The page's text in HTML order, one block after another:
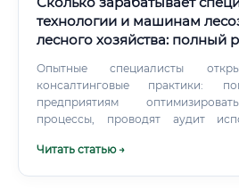
технологии и машинам
лесного хозяйства: полный
Опытные специалисты
консалтинговые практики:
предприятиям
процессы, проводят аудит
незаконной рубке. Это
Читать статью →